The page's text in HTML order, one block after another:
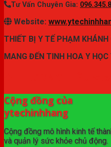
Tư Vấn Chuyên Gia:
Website:
THIẾT BỊ Y TẾ PHẠM
MANG ĐẾN TINH HOA Y
Cộng đồng của
ytechinhhang
Cộng đồng mô hình kinh tế
và quản lý sức khỏe chủ động.